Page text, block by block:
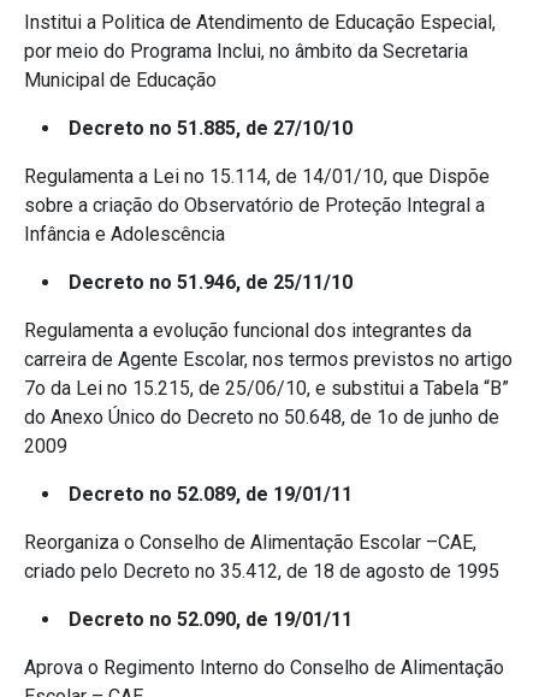
Institui a Politica de Atendimento de Educação Especial,
por meio do Programa Inclui, no âmbito da Secretaria
Municipal de Educação
Decreto no 51.885, de 27/10/10
Regulamenta a Lei no 15.114, de 14/01/10, que Dispõe
sobre a criação do Observatório de Proteção Integral a
Infância e Adolescência
Decreto no 51.946, de 25/11/10
Regulamenta a evolução funcional dos integrantes da
carreira de Agente Escolar, nos termos previstos no artigo
7o da Lei no 15.215, de 25/06/10, e substitui a Tabela “B”
do Anexo Único do Decreto no 50.648, de 1o de junho de
2009
Decreto no 52.089, de 19/01/11
Reorganiza o Conselho de Alimentação Escolar –CAE,
criado pelo Decreto no 35.412, de 18 de agosto de 1995
Decreto no 52.090, de 19/01/11
Aprova o Regimento Interno do Conselho de Alimentação